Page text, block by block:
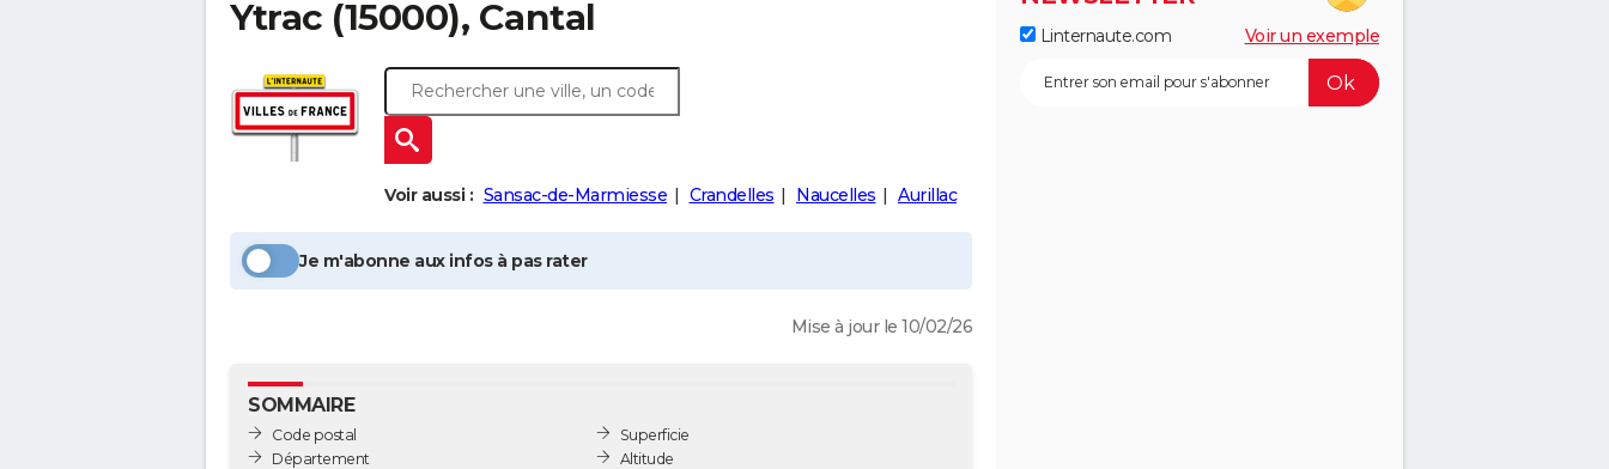
Ytrac (15000), Cantal
Voir aussi : Sansac-de-Marmiesse Crandelles Naucelles Aurillac
Je m'abonne aux infos à pas rater
Mise à jour le 10/02/26
SOMMAIRE
Code postal
Département
Superficie
Altitude
Linternaute.com Voir un exemple